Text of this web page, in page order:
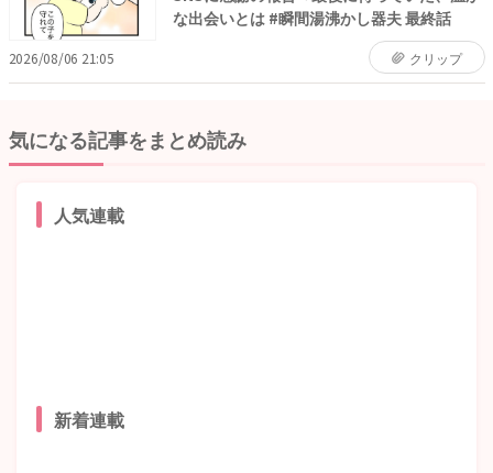
な出会いとは #瞬間湯沸かし器夫 最終話
2026/08/06 21:05 クリップ
気になる記事をまとめ読み
人気連載
新着連載